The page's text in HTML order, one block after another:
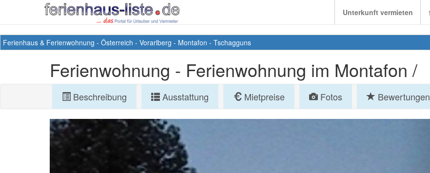
Unterkunft vermieten
Ferienhaus & Ferienwohnung - Österreich - Vorarlberg - Montafon - Tschagguns
Ferienwohnung - Ferienwohnung im Montafon /
Beschreibung Ausstattung Mietpreise Fotos Bewertungen